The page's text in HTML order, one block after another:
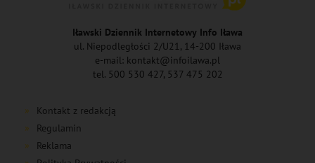
Iławski Dziennik Internetowy Info Iława
ul. Niepodległości 2/U21, 14-200 Iława
e-mail: kontakt@infoilawa.pl
tel. 500 530 427, 537 475 202
Kontakt z redakcją
Regulamin
Reklama